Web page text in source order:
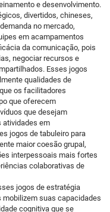
e desenvolvimento.
divertidos, chineses,
no mercado,
em acampamentos
da comunicação, pois
negociar recursos e
Esses jogos
qualidades de
os facilitadores
que oferecem
que desejam
atividades em
jogos de tabuleiro para
maior coesão grupal,
interpessoais mais fortes
colaborativas de
jogos de estratégia
mobilizem suas capacidades
cognitiva que se